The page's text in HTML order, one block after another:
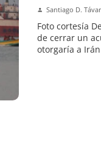
Santiago D.
Foto cortesía
de cerrar un
otorgaría a